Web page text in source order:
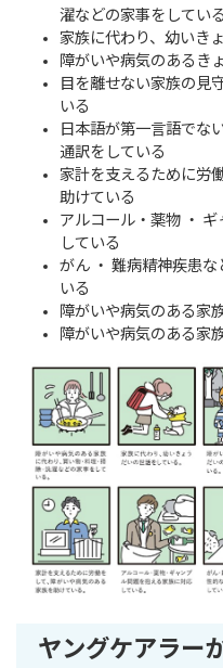
濯などの家事をしている
家族に代わり、幼いき
障がいや病気のあるき
目を離せない家族の見
いる
日本語が第一言語でな
通訳をしている
家計を支えるために労
助けている
アルコール・薬物 ・
している
がん ・ 難病精神疾患
いる
障がいや病気のある家
障がいや病気のある家
ヤングケアラー